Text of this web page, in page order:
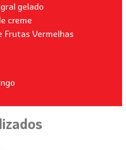
gelado
creme
Frutas Vermelhas